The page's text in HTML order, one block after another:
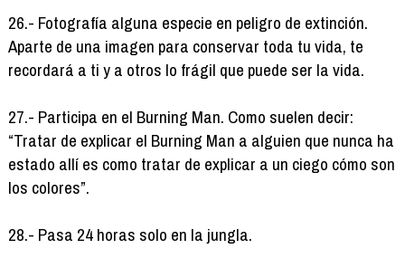
26.- Fotografía alguna especie en peligro de extinción.
Aparte de una imagen para conservar toda tu vida, te
recordará a ti y a otros lo frágil que puede ser la vida.
27.- Participa en el Burning Man. Como suelen decir:
“Tratar de explicar el Burning Man a alguien que nunca ha
estado allí es como tratar de explicar a un ciego cómo son
los colores”.
28.- Pasa 24 horas solo en la jungla.